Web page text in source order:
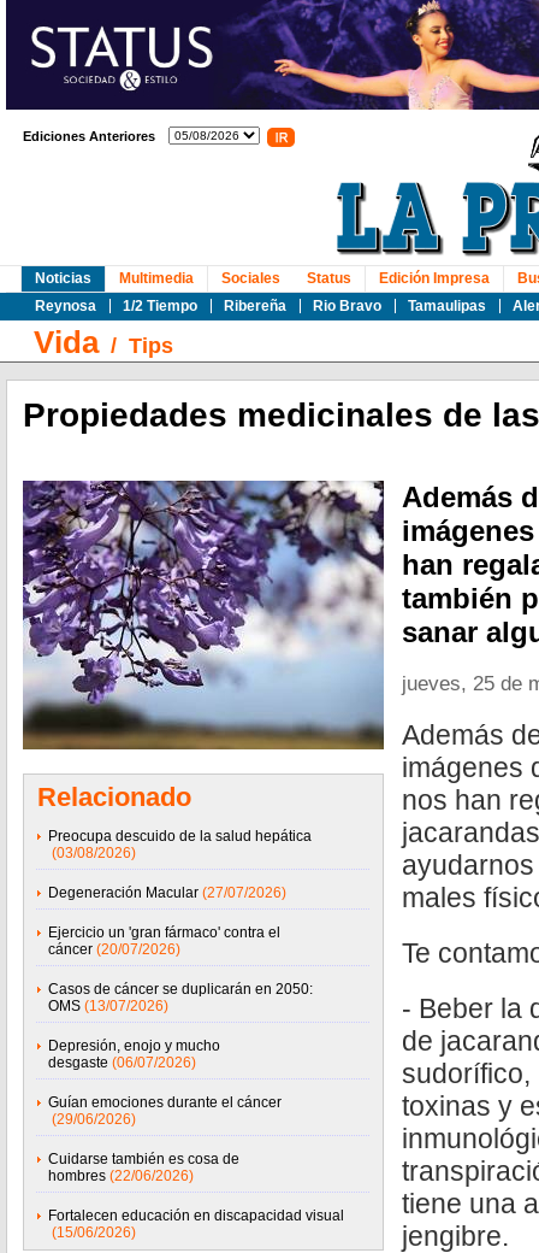
Ediciones Anteriores
Noticias
Reynosa
1/2 Tiempo Ribereña Rio Bravo Tamaulipas
Multimedia Sociales Status Edición Impresa
Vida/ Tips
Propiedades medicinales de
Relacionado
Preocupa descuido de la salud hepática
(03/08/2026)
Degeneración Macular (27/07/2026)
Ejercicio un 'gran fármaco' contra el
cáncer (20/07/2026)
Casos de cáncer se duplicarán en 2050:
OMS (13/07/2026)
Depresión, enojo y mucho
desgaste (06/07/2026)
Guían emociones durante el cáncer
(29/06/2026)
Cuidarse también es cosa de
hombres (22/06/2026)
Fortalecen educación en discapacidad visual
(15/06/2026)
Además
han
también
sanar
jueves, 25 de
Además
imágenes
nos han
males
Te
- Beber la
de
sudorífico,
toxinas y
tiene una
jengibre.